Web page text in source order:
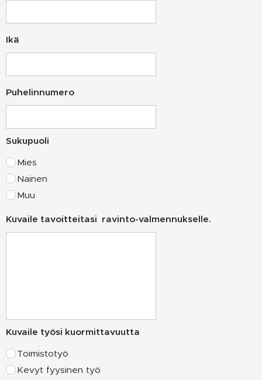
Ikä
Puhelinnumero
Sukupuoli
Mies
Nainen
Muu
Kuvaile tavoitteitasi ravinto-valmennukselle.
Kuvaile työsi kuormittavuutta
Toimistotyö
Kevyt fyysinen työ